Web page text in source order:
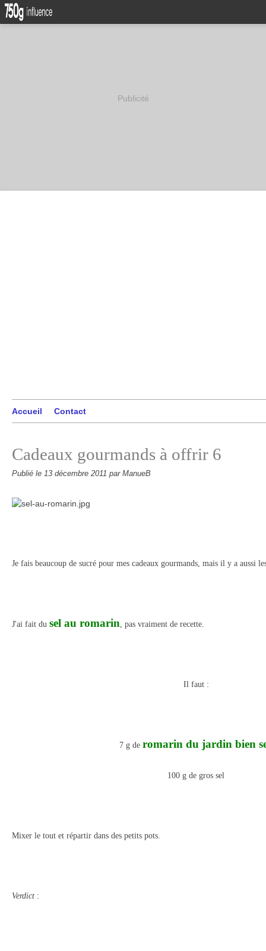
Publicité
Accueil Contact
Cadeaux gourmands à offrir 6
Publié le 13 décembre 2011 par ManueB
Je fais beaucoup de sucré pour mes cadeaux gourmands, mais il y a aussi
J'ai fait du sel au romarin, pas vraiment de recette.
Il faut :
7 g de romarin du jardin bien
100 g de gros sel
Mixer le tout et répartir dans des petits pots.
Verdict :